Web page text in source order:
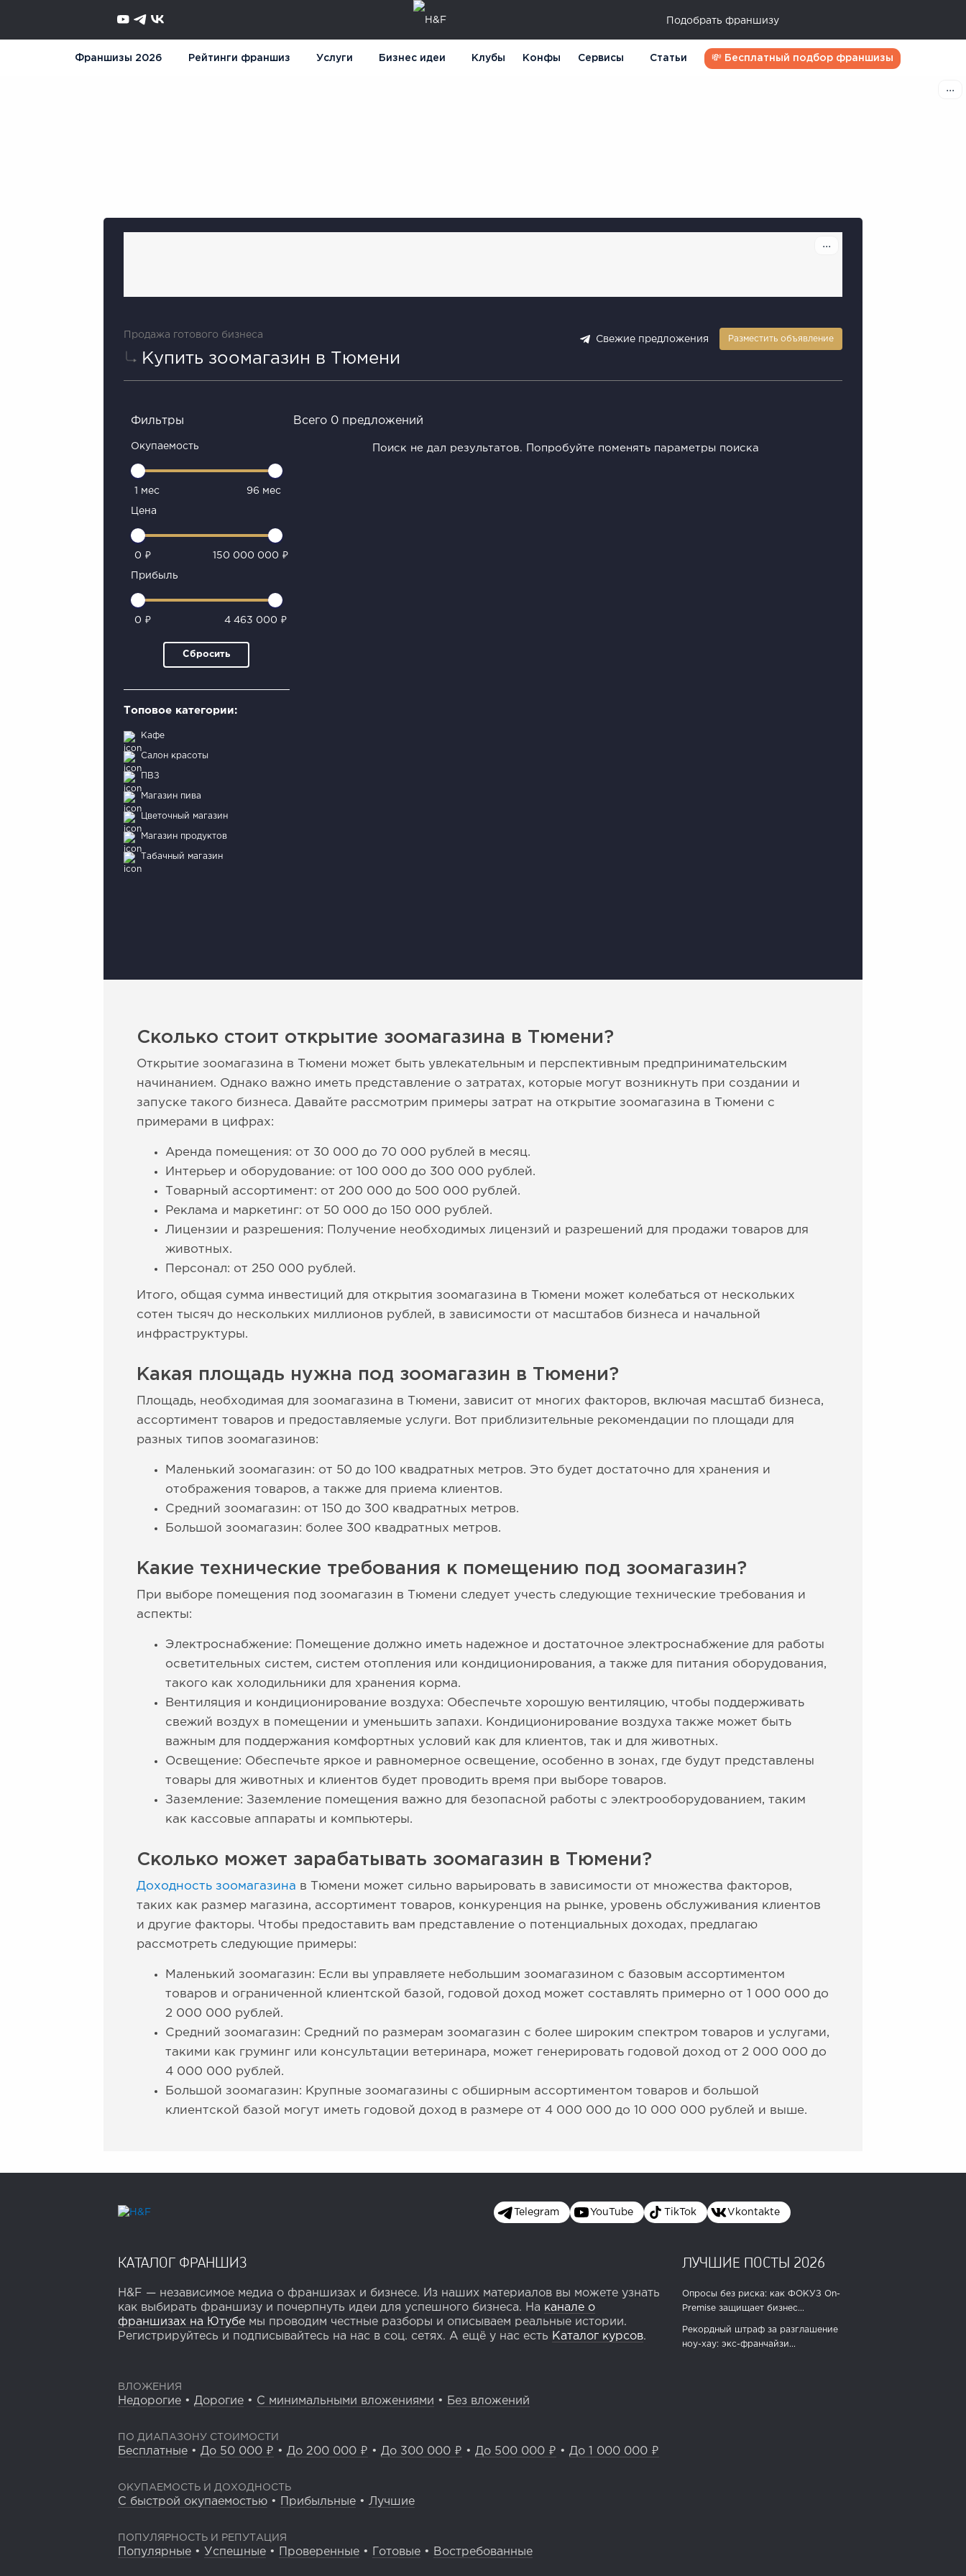
Подобрать франшизу
Франшизы 2026 Рейтинги франшиз Услуги Бизнес идеи Клубы Конфы Сервисы Статьи 💸 Бесплатный подбор франшизы
Продажа готового бизнеса
Купить зоомагазин в Тюмени
Свежие предложения Разместить объявление
Фильтры
Окупаемость
1 мес 96 мес
Цена
0 ₽ 150 000 000 ₽
Прибыль
0 ₽ 4 463 000 ₽
Сбросить
Топовое категории:
Кафе
Салон красоты
ПВЗ
Магазин пива
Цветочный магазин
Магазин продуктов
Табачный магазин
Всего 0 предложений
Поиск не дал результатов. Попробуйте поменять параметры поиска
Сколько стоит открытие зоомагазина в Тюмени?
Открытие зоомагазина в Тюмени может быть увлекательным и перспективным предпринимательским
начинанием. Однако важно иметь представление о затратах, которые могут возникнуть при создании и
запуске такого бизнеса. Давайте рассмотрим примеры затрат на открытие зоомагазина в Тюмени с
примерами в цифрах:
Аренда помещения: от 30 000 до 70 000 рублей в месяц.
Интерьер и оборудование: от 100 000 до 300 000 рублей.
Товарный ассортимент: от 200 000 до 500 000 рублей.
Реклама и маркетинг: от 50 000 до 150 000 рублей.
Лицензии и разрешения: Получение необходимых лицензий и разрешений для продажи товаров для
животных.
Персонал: от 250 000 рублей.
Итого, общая сумма инвестиций для открытия зоомагазина в Тюмени может колебаться от нескольких
сотен тысяч до нескольких миллионов рублей, в зависимости от масштабов бизнеса и начальной
инфраструктуры.
Какая площадь нужна под зоомагазин в Тюмени?
Площадь, необходимая для зоомагазина в Тюмени, зависит от многих факторов, включая масштаб бизнеса,
ассортимент товаров и предоставляемые услуги. Вот приблизительные рекомендации по площади для
разных типов зоомагазинов:
Маленький зоомагазин: от 50 до 100 квадратных метров. Это будет достаточно для хранения и
отображения товаров, а также для приема клиентов.
Средний зоомагазин: от 150 до 300 квадратных метров.
Большой зоомагазин: более 300 квадратных метров.
Какие технические требования к помещению под зоомагазин?
При выборе помещения под зоомагазин в Тюмени следует учесть следующие технические требования и
аспекты:
Электроснабжение: Помещение должно иметь надежное и достаточное электроснабжение для работы
осветительных систем, систем отопления или кондиционирования, а также для питания оборудования,
такого как холодильники для хранения корма.
Вентиляция и кондиционирование воздуха: Обеспечьте хорошую вентиляцию, чтобы поддерживать
свежий воздух в помещении и уменьшить запахи. Кондиционирование воздуха также может быть
важным для поддержания комфортных условий как для клиентов, так и для животных.
Освещение: Обеспечьте яркое и равномерное освещение, особенно в зонах, где будут представлены
товары для животных и клиентов будет проводить время при выборе товаров.
Заземление: Заземление помещения важно для безопасной работы с электрооборудованием, таким
как кассовые аппараты и компьютеры.
Сколько может зарабатывать зоомагазин в Тюмени?
Доходность зоомагазина в Тюмени может сильно варьировать в зависимости от множества факторов,
таких как размер магазина, ассортимент товаров, конкуренция на рынке, уровень обслуживания клиентов
и другие факторы. Чтобы предоставить вам представление о потенциальных доходах, предлагаю
рассмотреть следующие примеры:
Маленький зоомагазин: Если вы управляете небольшим зоомагазином с базовым ассортиментом
товаров и ограниченной клиентской базой, годовой доход может составлять примерно от 1 000 000 до
2 000 000 рублей.
Средний зоомагазин: Средний по размерам зоомагазин с более широким спектром товаров и услугами,
такими как груминг или консультации ветеринара, может генерировать годовой доход от 2 000 000 до
4 000 000 рублей.
Большой зоомагазин: Крупные зоомагазины с обширным ассортиментом товаров и большой
клиентской базой могут иметь годовой доход в размере от 4 000 000 до 10 000 000 рублей и выше.
Telegram YouTube TikTok Vkontakte
КАТАЛОГ ФРАНШИЗ
H&F — независимое медиа о франшизах и бизнесе. Из наших материалов вы можете узнать
как выбирать франшизу и почерпнуть идеи для успешного бизнеса. На канале о
франшизах на Ютубе мы проводим честные разборы и описываем реальные истории.
Регистрируйтесь и подписывайтесь на нас в соц. сетях. А ещё у нас есть Каталог курсов.
ЛУЧШИЕ ПОСТЫ 2026
Опросы без риска: как ФОКУЗ On-
Premise защищает бизнес...
Рекордный штраф за разглашение
ноу-хау: экс-франчайзи...
ВЛОЖЕНИЯ
Недорогие • Дорогие • С минимальными вложениями • Без вложений
ПО ДИАПАЗОНУ СТОИМОСТИ
Бесплатные • До 50 000 ₽ • До 200 000 ₽ • До 300 000 ₽ • До 500 000 ₽ • До 1 000 000 ₽
ОКУПАЕМОСТЬ И ДОХОДНОСТЬ
С быстрой окупаемостью • Прибыльные • Лучшие
ПОПУЛЯРНОСТЬ И РЕПУТАЦИЯ
Популярные • Успешные • Проверенные • Готовые • Востребованные